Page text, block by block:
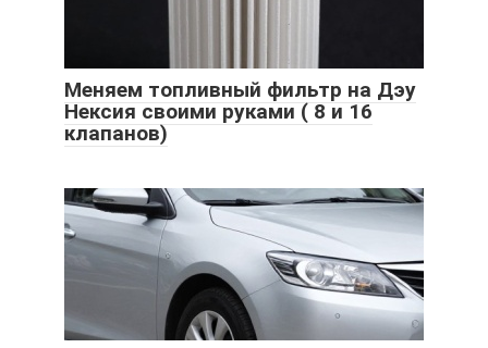
Меняем топливный фильтр на Дэу
Нексия своими руками ( 8 и 16
клапанов)